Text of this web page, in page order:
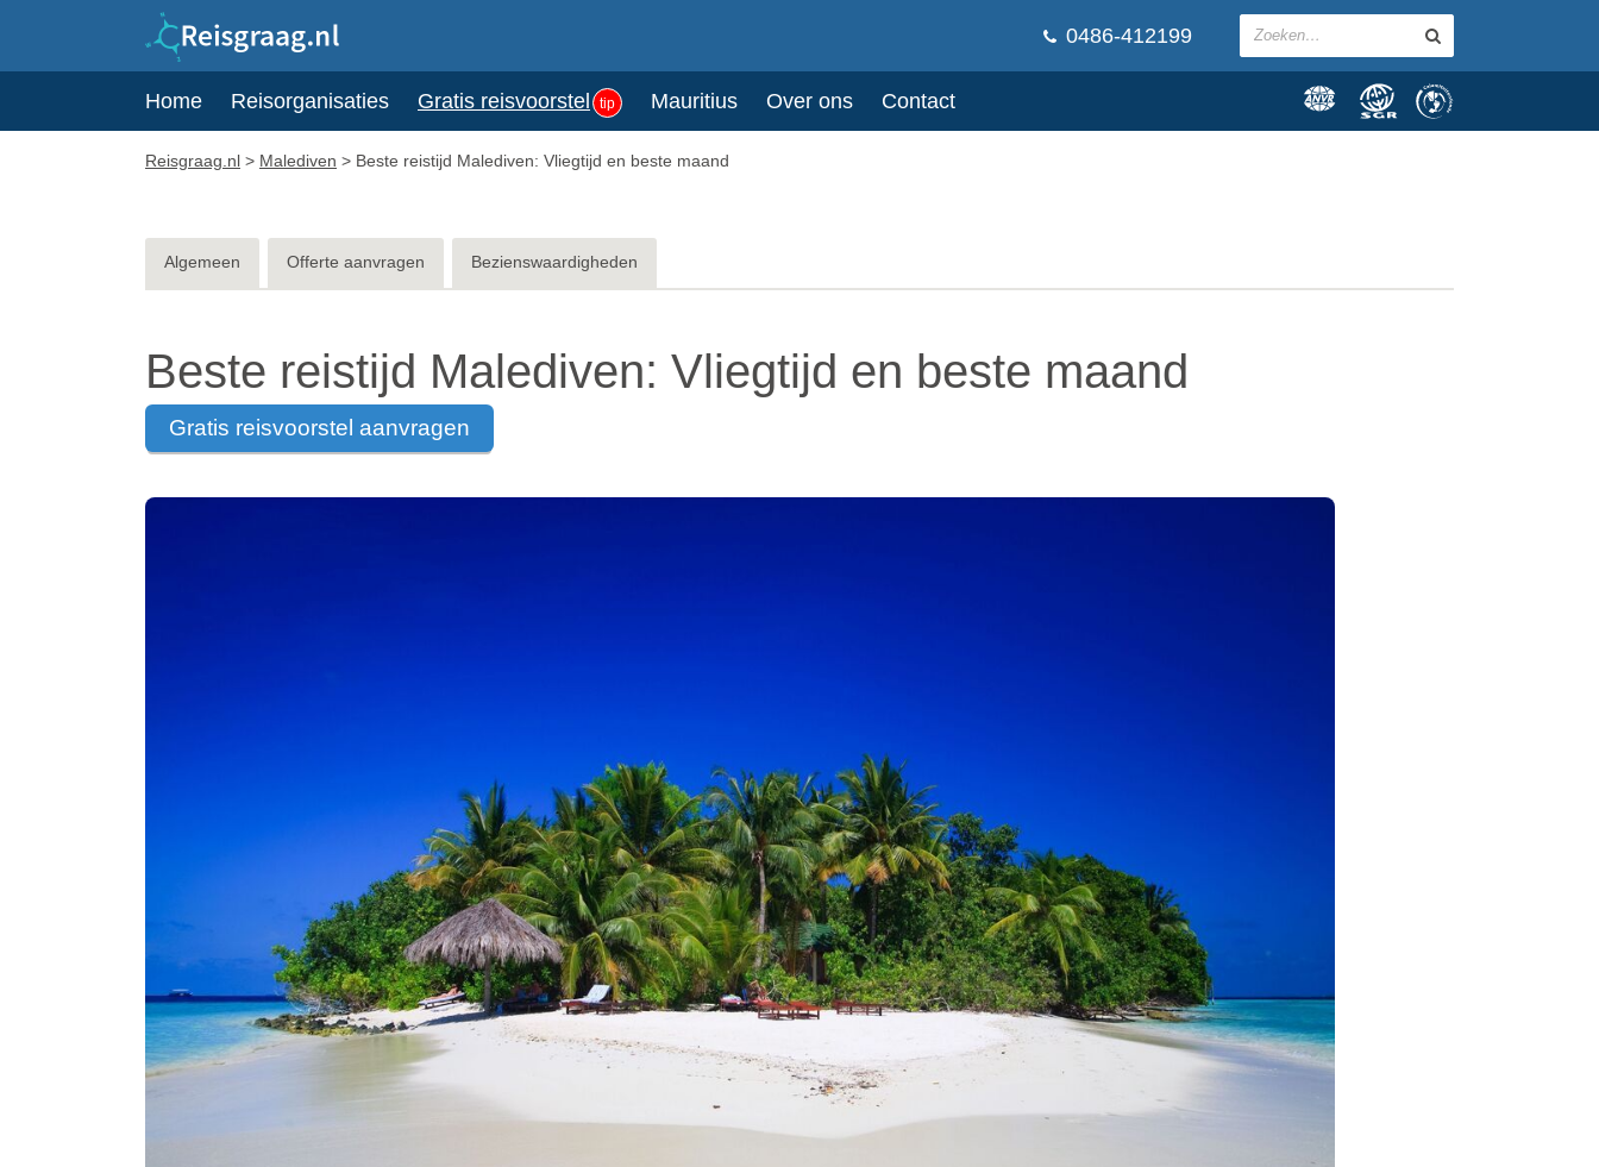
0486-412199
Home Reisorganisaties Gratis reisvoorstel tip Mauritius Over ons Contact
Reisgraag.nl > Malediven > Beste reistijd Malediven: Vliegtijd en beste maand
Algemeen Offerte aanvragen Bezienswaardigheden
Beste reistijd Malediven: Vliegtijd en beste maand
gratis reisvoorstel aanvragen